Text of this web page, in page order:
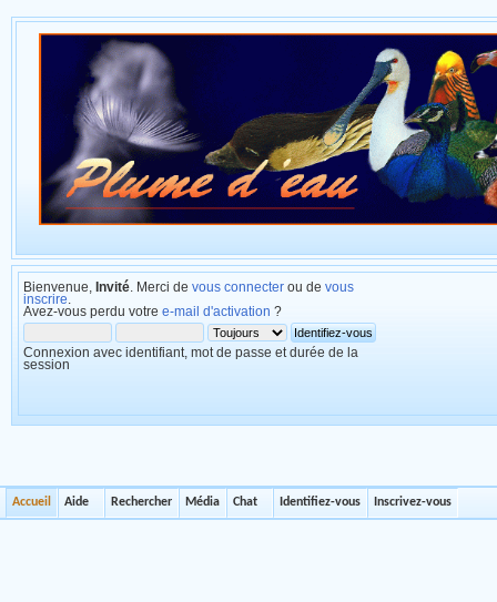
Bienvenue, Invité . Merci de vous connecter ou de vous
inscrire
Avez-vous perdu votre e-mail d'activation ?
Connexion avec identifiant, mot de passe et durée de la
session
Accueil Aide Rechercher Média Chat Identifiez-vous Inscrivez-vous